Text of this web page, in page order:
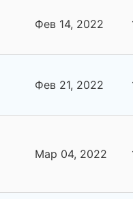
Фев 14, 2022
Фев 21, 2022
Мар 04, 2022